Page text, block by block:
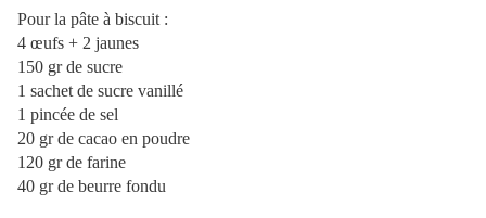
Pour la pâte à biscuit :
4 œufs + 2 jaunes
150 gr de sucre
1 sachet de sucre vanillé
1 pincée de sel
20 gr de cacao en poudre
120 gr de farine
40 gr de beurre fondu